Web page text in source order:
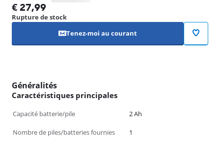
€ 27,99
Rupture de stock
Tenez-moi au courant
Généralités
Caractéristiques principales
Capacité batterie/pile 2 Ah
Nombre de piles/batteries fournies 1